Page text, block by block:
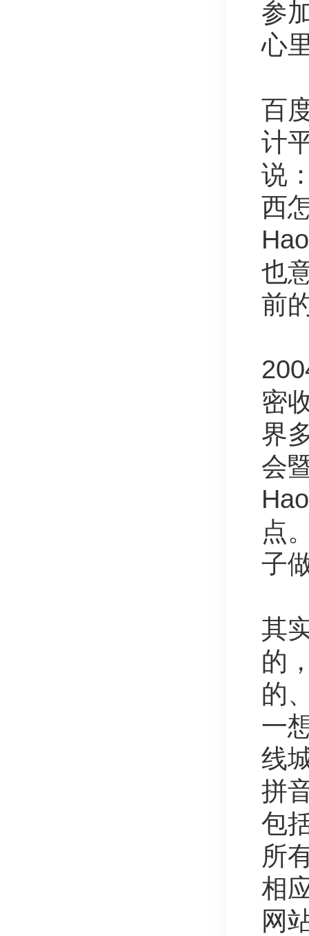
参
心
百
计
说
西
也
前
密
界
会
点
子
其
的
的
一
线
拼
包
所
相
网